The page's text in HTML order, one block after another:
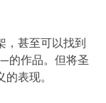
，甚至可以找到
的作品。但将圣
表现。